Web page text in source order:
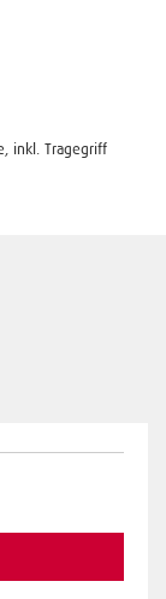
inkl. Tragegriff